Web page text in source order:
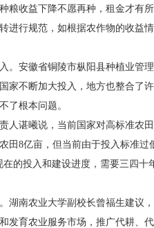
粮收益下降不愿再种，租金才有
进行规范，如根据农作物的收益
安徽省铜陵市枞阳县种植业管
家不断加大投入，地方也整合了
了根本问题。
谌曦说，当前国家对高标准农
田8亿亩，但当前由于投入标准
的投入和建设进度，需要三四十
南农业大学副校长曾福生建议
发育农业服务市场，推广代耕、